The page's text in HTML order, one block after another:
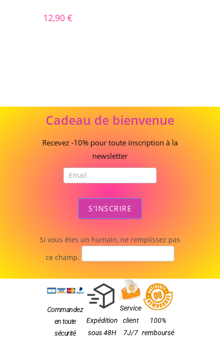
12,90€
deCadeau de bienvenue
Recevez -10% pour toute inscription à la
newsletter
S'INSCRIRE
Si vous êtes un humain, ne remplissez pas
ce champ.
Commandez
en toute
sécurité
Expédition
sous 48H
Service
client
7J/7
100%
remboursé